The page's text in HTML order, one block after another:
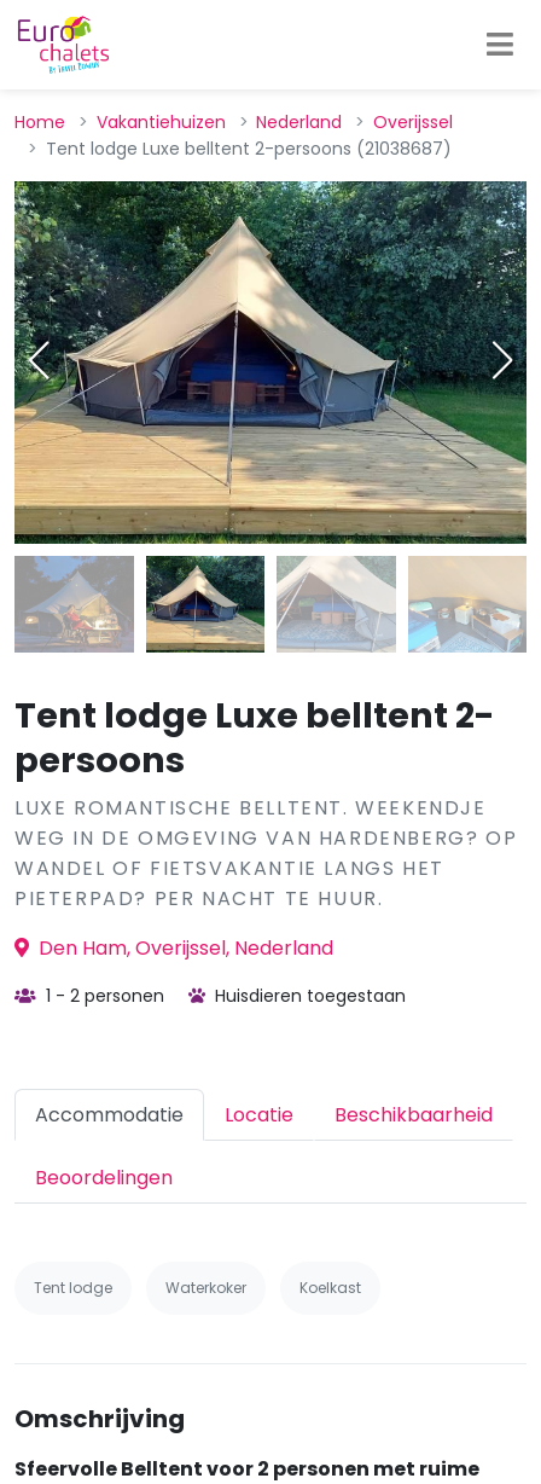
Home Vakantiehuizen Nederland
Overijssel
Tent lodge Luxe belltent 2-persoons (21038687)
Tent lodge Luxe belltent 2-
persoons
LUXE ROMANTISCHE BELLTENT. WEEKENDJE
WEG IN DE OMGEVING VAN HARDENBERG? OP
WANDEL OF FIETSVAKANTIE LANGS HET
PIETERPAD? PER NACHT TE HUUR.
Den Ham, Overijssel, Nederland
1 - 2 personen Huisdieren toegestaan
Accommodatie Locatie Beschikbaarheid
Beoordelingen
Tent lodge Waterkoker Koelkast
Omschrijving
Sfeervolle Belltent voor 2 personen met ruime